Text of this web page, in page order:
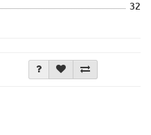
32